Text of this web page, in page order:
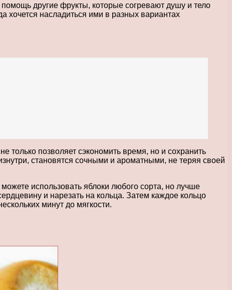
другие фрукты, которые согревают душу и тело
хочется насладиться ими в разных вариантах
только позволяет сэкономить время, но и сохранить
становятся сочными и ароматными, не теряя своей
использовать яблоки любого сорта, но лучше
и нарезать на кольца. Затем каждое кольцо
минут до мягкости.